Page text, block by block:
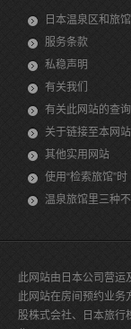
日本温泉区和旅
服务条款
私稳声明
有关我们
有关此网站的查询
关于链接至本网站
其他实用网站
使用“检索旅馆”时
温泉旅馆里三种
此网站由日本公司营运
此网站在房间预约业务
股株式会社、日本旅行